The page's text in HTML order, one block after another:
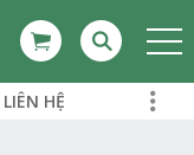
LIÊN HỆ